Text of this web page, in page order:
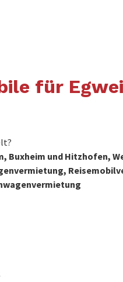
für
Buxheim und Hitzhofen,